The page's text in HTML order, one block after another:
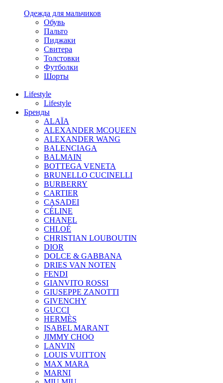
Одежда для мальчиков
Обувь
Пальто
Пиджаки
Свитера
Толстовки
Футболки
Шорты
Lifestyle
Lifestyle
Бренды
ALAÏA
ALEXANDER MCQUEEN
ALEXANDER WANG
BALENCIAGA
BALMAIN
BOTTEGA VENETA
BRUNELLO CUCINELLI
BURBERRY
CARTIER
CASADEI
CÉLINE
CHANEL
CHLOÉ
CHRISTIAN LOUBOUTIN
DIOR
DOLCE & GABBANA
DRIES VAN NOTEN
FENDI
GIANVITO ROSSI
GIUSEPPE ZANOTTI
GIVENCHY
GUCCI
HERMÈS
ISABEL MARANT
JIMMY CHOO
LANVIN
LOUIS VUITTON
MAX MARA
MARNI